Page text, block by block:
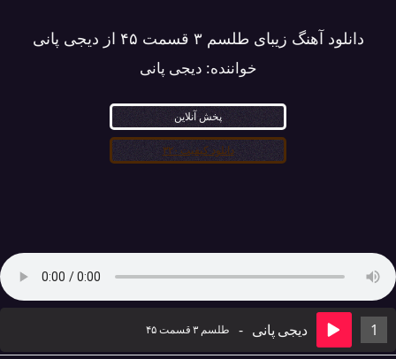
دانلود آهنگ زیبای طلسم ۳ قسمت ۴۵ از دیجی پانی
خواننده: دیجی پانی
پخش آنلاین
دانلود کیفیت ۳۲۰
1 دیجی پانی - طلسم ۳ قسمت ۴۵